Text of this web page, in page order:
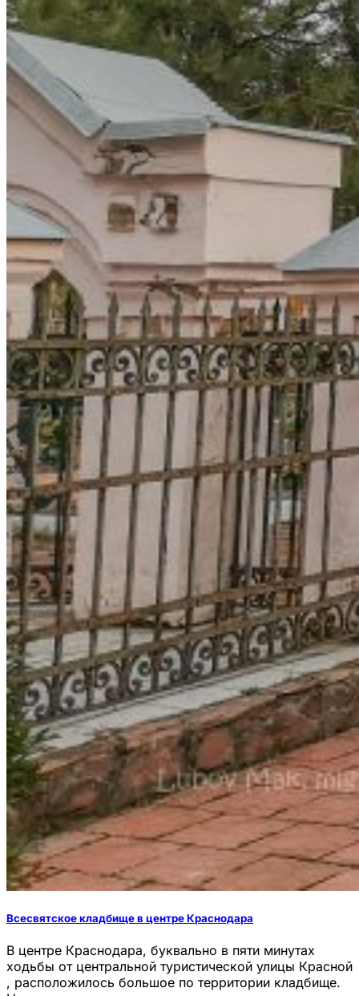
Всесвятское кладбище в центре Краснодара
В центре Краснодара, буквально в пяти минутах
ходьбы от центральной туристической улицы Красной
, расположилось большое по территории кладбище.